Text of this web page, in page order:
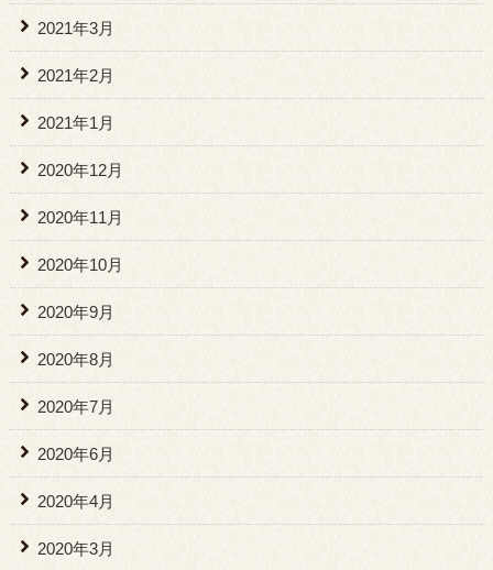
2021年3月
2021年2月
2021年1月
2020年12月
2020年11月
2020年10月
2020年9月
2020年8月
2020年7月
2020年6月
2020年4月
2020年3月